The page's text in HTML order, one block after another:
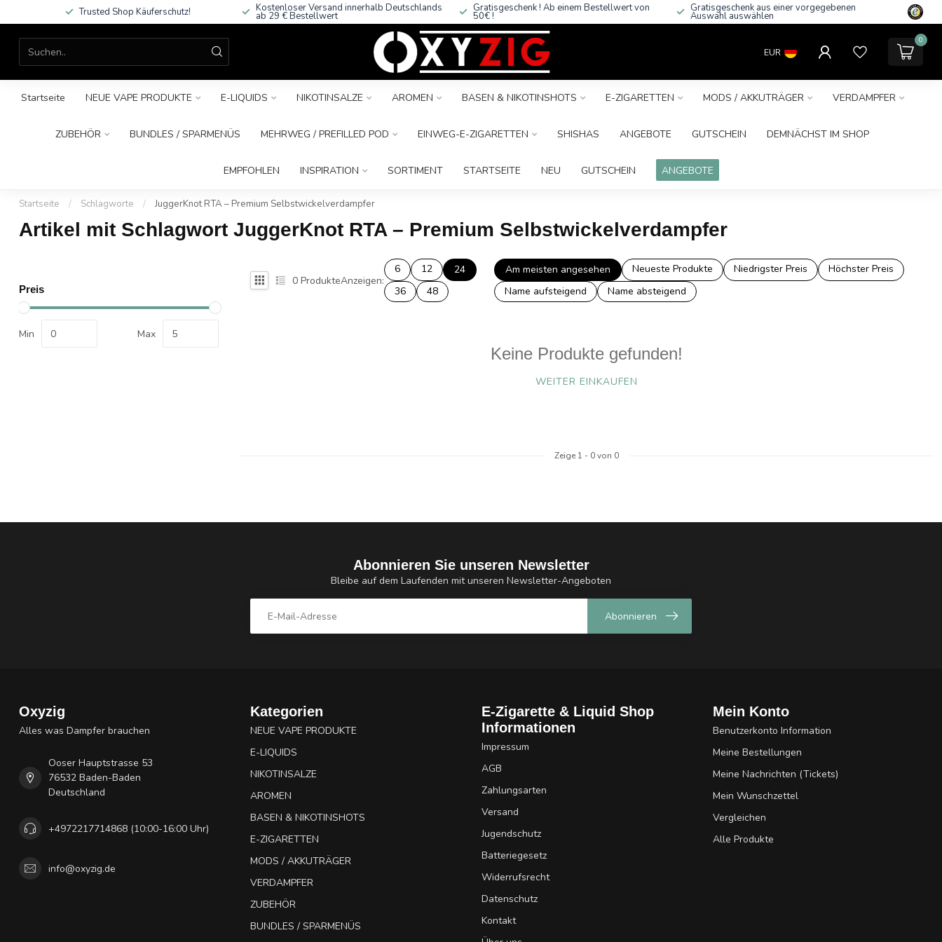
Trusted Shop Käuferschutz! Kostenloser Versand innerhalb Deutschlands
ab 29 € Bestellwert
Gratisgeschenk ! Ab einem Bestellwert von
50€ !
Gratisgeschenk aus einer vorgegebenen
Auswahl auswählen
EUR
0
Startseite NEUE VAPE PRODUKTE E-LIQUIDS NIKOTINSALZE AROMEN BASEN & NIKOTINSHOTS E-ZIGARETTEN MODS / AKKUTRÄGER VERDAMPFER
ZUBEHÖR BUNDLES / SPARMENÜS MEHRWEG / PREFILLED POD EINWEG-E-ZIGARETTEN SHISHAS ANGEBOTE GUTSCHEIN DEMNÄCHST IM SHOP
EMPFOHLEN INSPIRATION SORTIMENT STARTSEITE NEU GUTSCHEIN ANGEBOTE
Startseite / Schlagworte / JuggerKnot RTA – Premium Selbstwickelverdampfer
Artikel mit Schlagwort JuggerKnot RTA – Premium Selbstwickelverdampfer
Preis
Min Max
0 ProdukteAnzeigen:
6 12
24
36
48
Am meisten angesehen Neueste Produkte Niedrigster Preis
Höchster Preis
Name aufsteigend
Name absteigend
Keine Produkte gefunden!
WEITER EINKAUFEN
Zeige 1 - 0von 0
Abonnieren Sie unseren Newsletter
Bleibe auf dem Laufenden mit unseren Newsletter-Angeboten
Abonnieren
Oxyzig
Alles was Dampfer brauchen
Ooser Hauptstrasse 53
76532 Baden-Baden
Deutschland
+4972217714868 (10:00-16:00 Uhr)
info@oxyzig.de
Kategorien
NEUE VAPE PRODUKTE
E-LIQUIDS
NIKOTINSALZE
AROMEN
BASEN & NIKOTINSHOTS
E-ZIGARETTEN
MODS / AKKUTRÄGER
VERDAMPFER
ZUBEHÖR
BUNDLES / SPARMENÜS
E-Zigarette & Liquid Shop
Informationen
Impressum
AGB
Zahlungsarten
Versand
Jugendschutz
Batteriegesetz
Widerrufsrecht
Datenschutz
Kontakt
Mein Konto
Benutzerkonto Information
Meine Bestellungen
Meine Nachrichten (Tickets)
Mein Wunschzettel
Vergleichen
Alle Produkte